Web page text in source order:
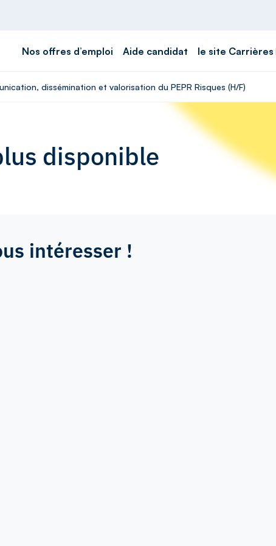
Nos offres d’emploi Aide candidat le site Carrières
dissémination et valorisation du PEPR Risques (H/F)
disponible
intéresser !